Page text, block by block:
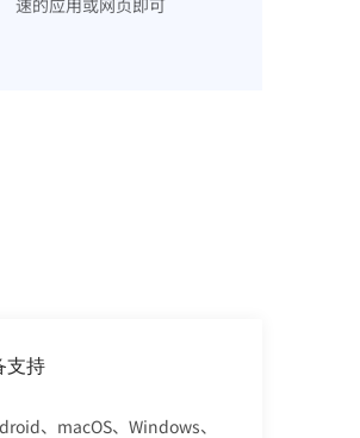
支持
、macOS、Windows、